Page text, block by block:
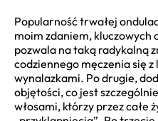
Popularność trwałej
moim zdaniem, kluczowych
pozwala na taką radykalną
codziennego męczenia się
wynalazkami. Po drugie,
objętości, co jest
włosami, którzy przez całe